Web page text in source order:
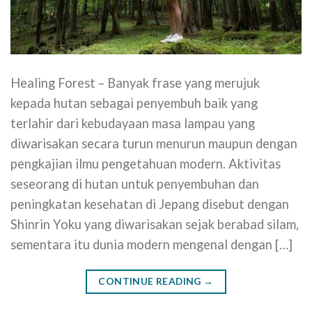
Healing Forest – Banyak frase yang merujuk
kepada hutan sebagai penyembuh baik yang
terlahir dari kebudayaan masa lampau yang
diwarisakan secara turun menurun maupun dengan
pengkajian ilmu pengetahuan modern. Aktivitas
seseorang di hutan untuk penyembuhan dan
peningkatan kesehatan di Jepang disebut dengan
Shinrin Yoku yang diwarisakan sejak berabad silam,
sementara itu dunia modern mengenal dengan […]
CONTINUE READING →